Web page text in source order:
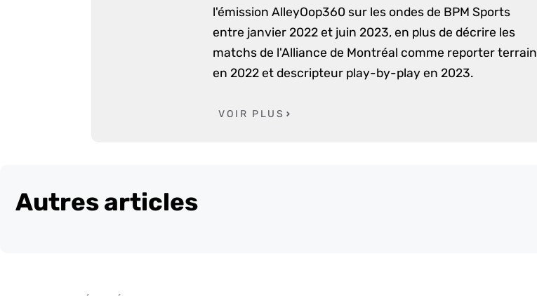
l'émission AlleyOop360 sur les ondes de BPM Sports
entre janvier 2022 et juin 2023, en plus de décrire les
matchs de l'Alliance de Montréal comme reporter terrain
en 2022 et descripteur play-by-play en 2023.
VOIR PLUS
Autres articles